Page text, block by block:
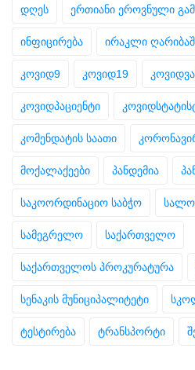
დღეს ერთიანი ეროვნული
ინფიცირება ირაკლი
კოვიდ9 კოვიდ19
კოვიდპაციენტი
კომენდატის საათი
მოქალაქეები პანდემია
საკოორდინაციო საბჭო
სამეგრელო საქართველო
საქართველოს პროკურატურა
სენაკის მუნიციპალიტეტი
ტესტირება ტრანსპორტი